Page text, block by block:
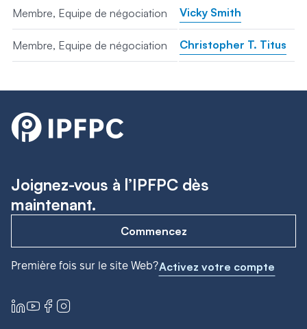
Membre, Equipe de négociation Vicky Smith
Membre, Equipe de négociation Christopher T. Titus
Joignez-vous à l’IPFPC dès
maintenant.
Commencez
Première fois sur le site Web?Activez votre compte